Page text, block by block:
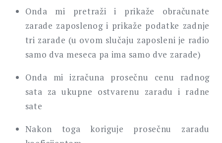
Onda mi pretraži i prikaže obračunate
zarade zaposlenog i prikaže podatke zadnje
tri zarade (u ovom slučaju zaposleni je radio
samo dva meseca pa ima samo dve zarade)
Onda mi izračuna prosečnu cenu radnog
sata za ukupne ostvarenu zaradu i radne
sate
Nakon toga koriguje prosečnu zaradu